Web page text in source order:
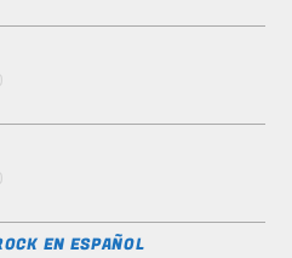
EN ESPAÑOL